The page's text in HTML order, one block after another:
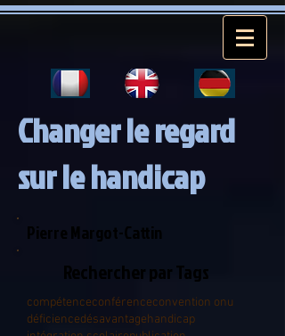
Changer le regard
sur le handicap
Pierre Margot-Cattin
Rechercher par Tags
compétenceconférenceconvention onu
déficiencedésavantagehandicap